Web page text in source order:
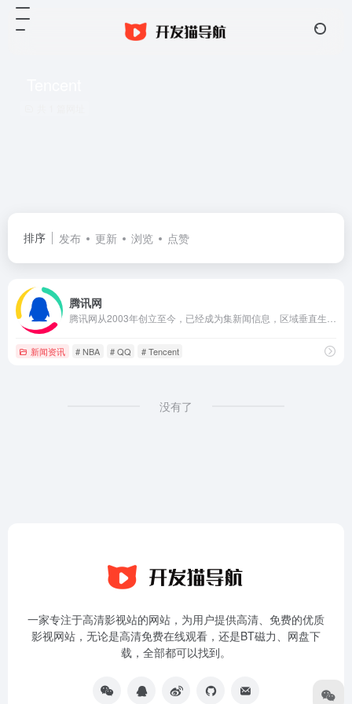
排序 发布 更新 浏览 点赞
腾讯网
新闻资讯 # NBA # QQ # Tencent
没有了
一家专注于高清影视站的网站，为用户提供高清、免费的优质
影视网站，无论是高清免费在线观看，还是BT磁力、网盘下
载，全部都可以找到。